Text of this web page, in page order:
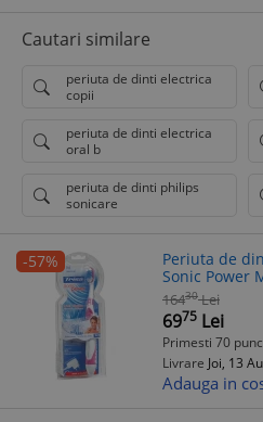
Cautari similare
periuta de dinti electrica
copii
periuta de dinti electrica
oral b
periuta de dinti philips
sonicare
-57%
Periuta de
Sonic Power
16430 Lei
6975 Lei
Primesti 70
Livrare Joi, 13
Adauga in